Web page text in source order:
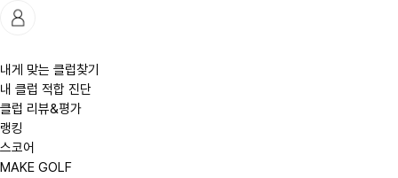
빈
네
트
웍
스
글
로
벌
내게 맞는 클럽찾기
내 클럽 적합 진단
클럽 리뷰&평가
랭킹
스코어
MAKE GOLF